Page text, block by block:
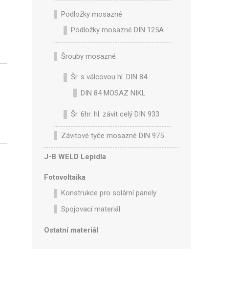
Podložky mosazné
Podložky mosazné DIN 125A
Šrouby mosazné
Šr. s válcovou hl. DIN 84
DIN 84 MOSAZ NIKL
Šr. 6hr. hl. závit celý DIN 933
Závitové tyče mosazné DIN 975
J-B WELD Lepidla
Fotovoltaika
Konstrukce pro solární panely
Spojovací materiál
Ostatní materiál